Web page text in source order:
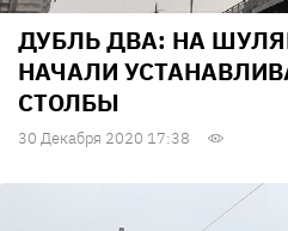
ДУБЛЬ ДВА: НА
НАЧАЛИ
СТОЛБЫ
30 Декабря 2020 17:38